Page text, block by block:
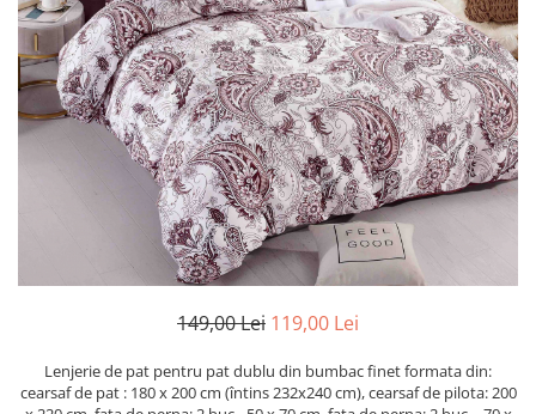
Cearceaf Normal
Lenjerii Pat Imprimeu 5D cu Elastic
Cearceaf cu Elastic pat 1 Persoana
Cearceaf cu Elastic pat 2 Persoane
Lenjerii Pat Inimi Brodate
Lenjerii Pat, Bumbac-Finet
Premium, 1 Persoana
Lenjerii Pat, Bumbac-Finet
Premium, 2 Persoane
149,00 Lei 119,00 Lei
Lenjerie de pat pentru pat dublu din bumbac finet formata din:
cearsaf de pat : 180 x 200 cm (întins 232x240 cm), cearsaf de pilota: 200